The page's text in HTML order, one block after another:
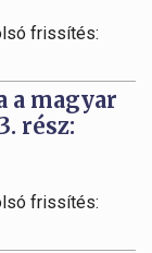
frissítés:
a magyar
rész:
frissítés: